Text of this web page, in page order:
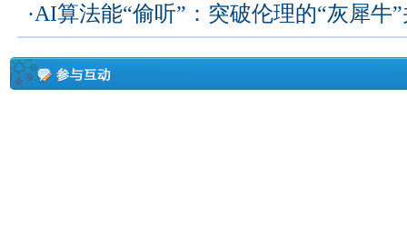
·AI算法能“偷听”：突破伦理的“灰犀牛